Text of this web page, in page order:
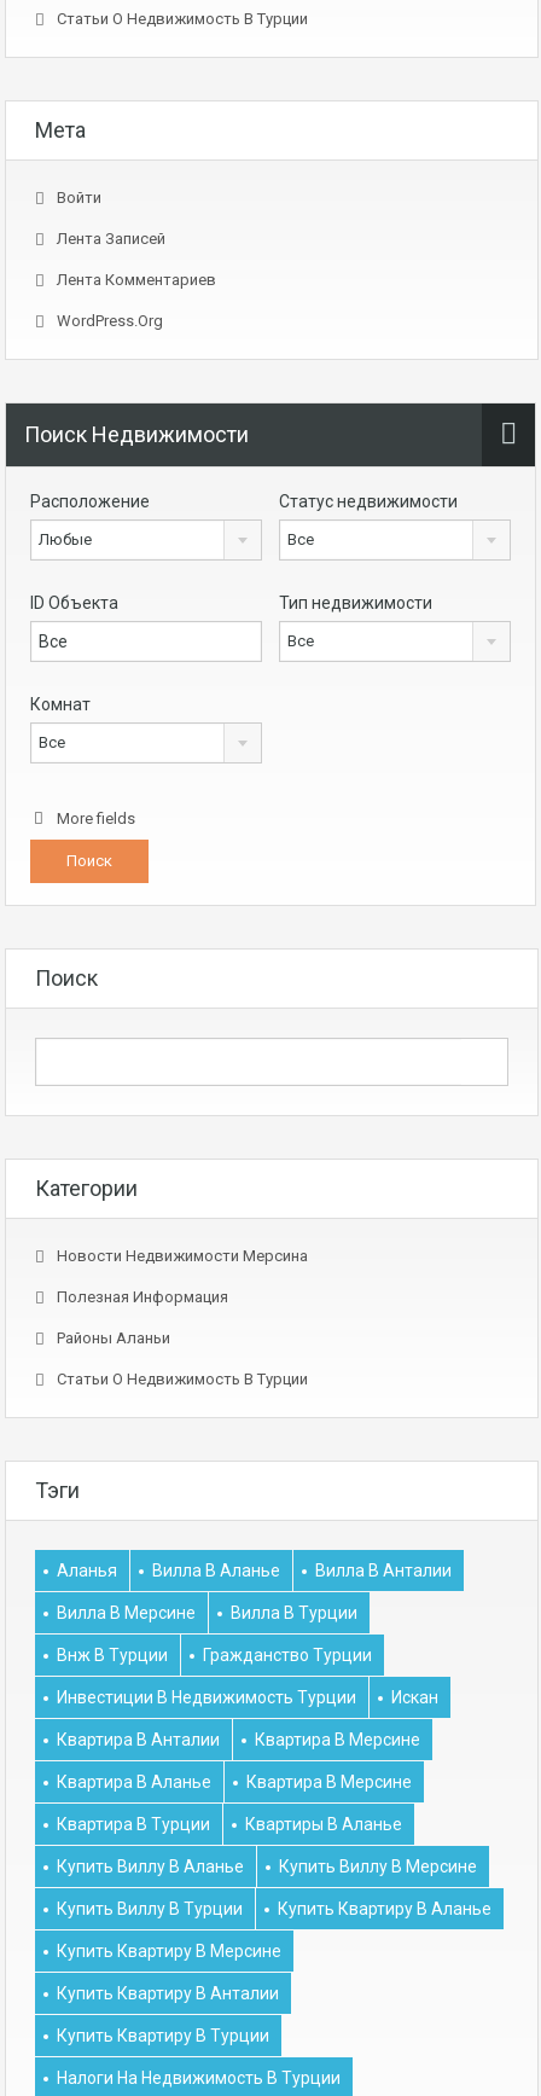
Статьи О Недвижимость В Турции
Мета
Войти
Лента Записей
Лента Комментариев
WordPress.org
Поиск Недвижимости
Расположение
Любые
Статус недвижимости
Все
ID Объекта Тип недвижимости
Все
Комнат
Все
More fields
Поиск
Категории
Новости Недвижимости Мерсина
Полезная Информация
Районы Аланьи
Статьи О Недвижимость В Турции
Тэги
Аланья Вилла В Аланье Вилла В Анталии
Вилла В Мерсине Вилла В Турции
Внж В Турции Гражданство Турции
Инвестиции В Недвижимость Турции Искан
Квартира В Анталии Квартира В Мерсине
Квартира В Аланье Квартира В Мерсине
Квартира В Турции Квартиры В Аланье
Купить Виллу В Аланье Купить Виллу В Мерсине
Купить Виллу В Турции Купить Квартиру В Аланье
Купить Квартиру В Мерсине
Купить Квартиру В Анталии
Купить Квартиру В Турции
Налоги На Недвижимость В Турции